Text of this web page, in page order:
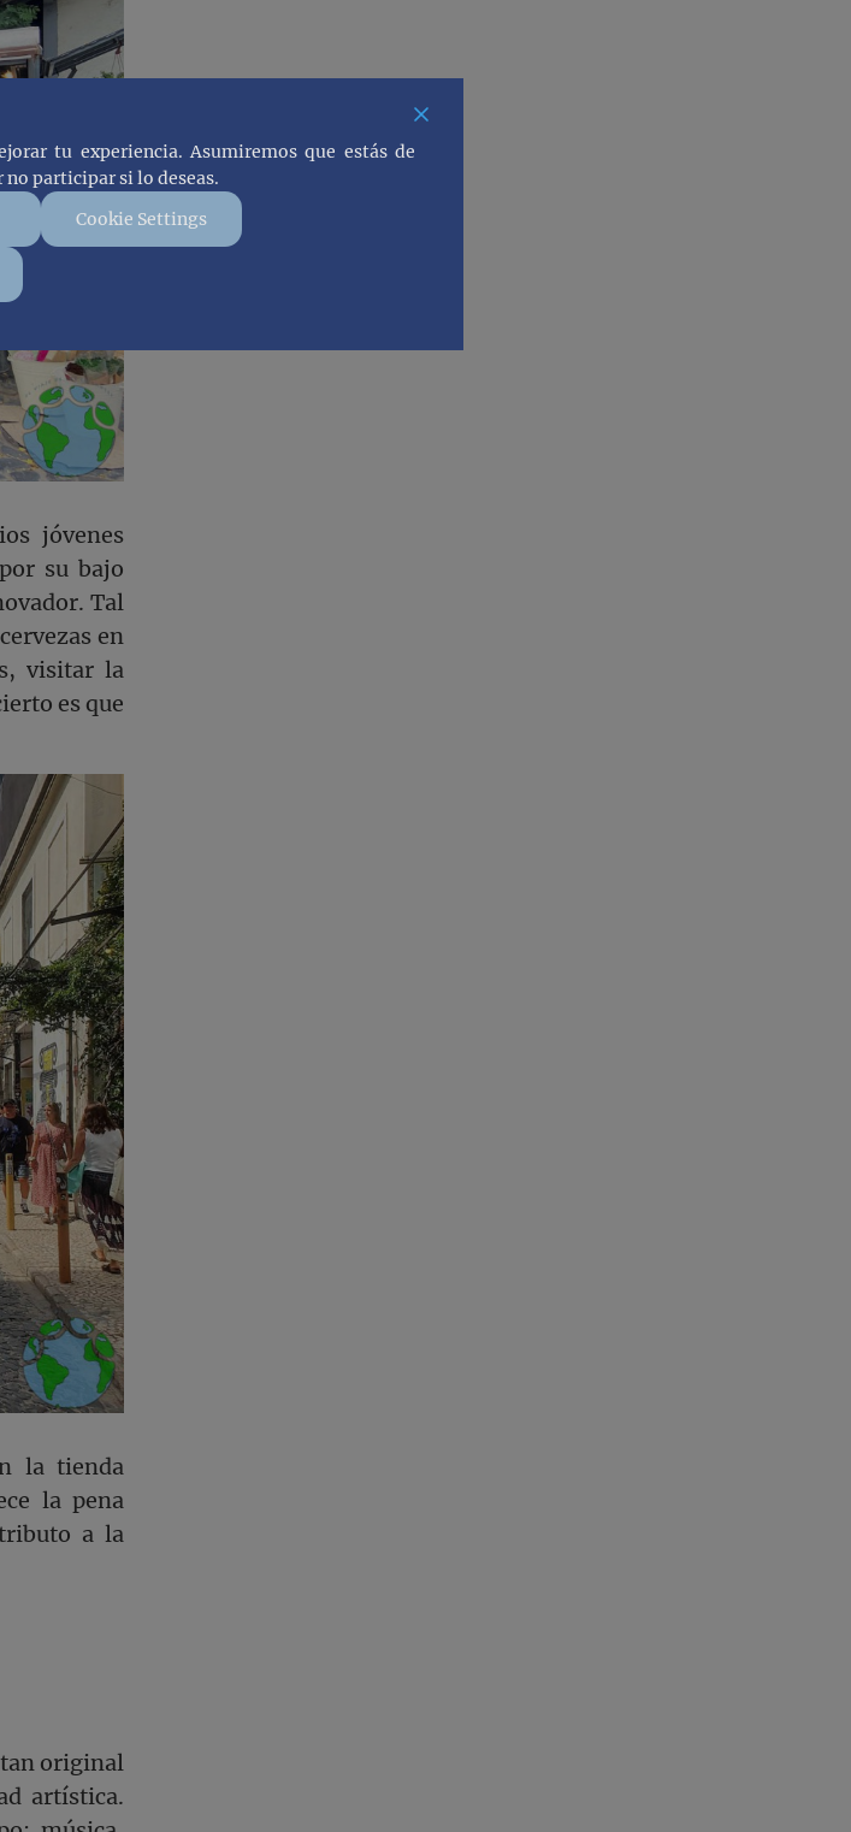
jóvenes
su bajo
Tal
en
visitar la
es que
la tienda
la pena
a la
original
artística.
tu experiencia. Asumiremos que estás de
participar si lo deseas.
Cookie Settings